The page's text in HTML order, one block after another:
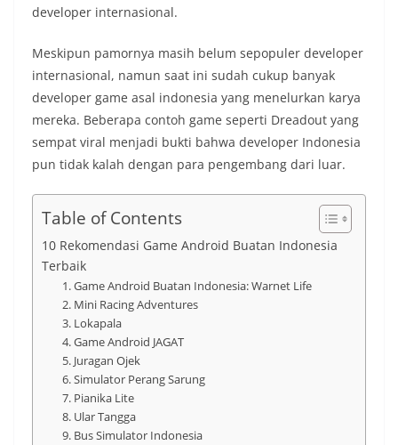
developer internasional.
Meskipun pamornya masih belum sepopuler developer
internasional, namun saat ini sudah cukup banyak
developer game asal indonesia yang menelurkan karya
mereka. Beberapa contoh game seperti Dreadout yang
sempat viral menjadi bukti bahwa developer Indonesia
pun tidak kalah dengan para pengembang dari luar.
Table of Contents
10 Rekomendasi Game Android Buatan Indonesia
Terbaik
1. Game Android Buatan Indonesia: Warnet Life
2. Mini Racing Adventures
3. Lokapala
4. Game Android JAGAT
5. Juragan Ojek
6. Simulator Perang Sarung
7. Pianika Lite
8. Ular Tangga
9. Bus Simulator Indonesia